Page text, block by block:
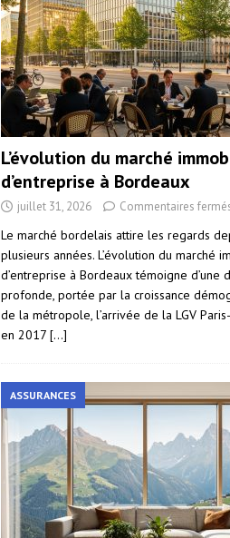
L’évolution du marché
d’entreprise à Bordeaux
juillet 31, 2026 Commentaires
Le marché bordelais attire les regards
plusieurs années. L’évolution du marché
d’entreprise à Bordeaux témoigne d’une
profonde, portée par la croissance
de la métropole, l’arrivée de la LGV
en 2017 […]
ASSURANCES